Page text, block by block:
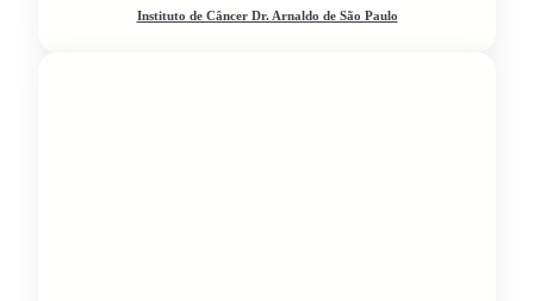
Instituto de Câncer Dr. Arnaldo de São Paulo